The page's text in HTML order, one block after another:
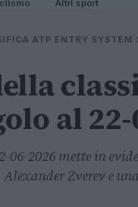
Altri sport
ATP ENTRY
al 22-
06-2026 mette in
Zverev e